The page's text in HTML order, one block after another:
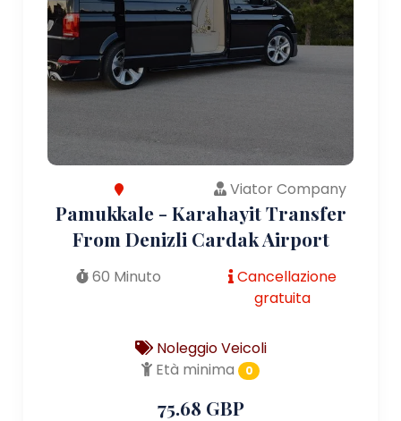
Viator Company
Pamukkale - Karahayit Transfer
From Denizli Cardak Airport
60 Minuto
Cancellazione
gratuita
Noleggio Veicoli
Età minima
0
75.68 GBP